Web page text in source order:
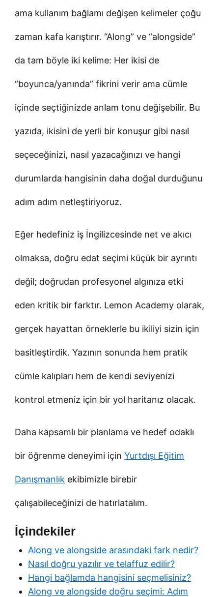
ama kullanım bağlamı değişen kelimeler çoğu
zaman kafa karıştırır. “Along” ve “alongside”
da tam böyle iki kelime: Her ikisi de
“boyunca/yanında” fikrini verir ama cümle
içinde seçtiğinizde anlam tonu değişebilir. Bu
yazıda, ikisini de yerli bir konuşur gibi nasıl
seçeceğinizi, nasıl yazacağınızı ve hangi
durumlarda hangisinin daha doğal durduğunu
adım adım netleştiriyoruz.
Eğer hedefiniz iş İngilizcesinde net ve akıcı
olmaksa, doğru edat seçimi küçük bir ayrıntı
değil; doğrudan profesyonel algınıza etki
eden kritik bir farktır. Lemon Academy olarak,
gerçek hayattan örneklerle bu ikiliyi sizin için
basitleştirdik. Yazının sonunda hem pratik
cümle kalıpları hem de kendi seviyenizi
kontrol etmeniz için bir yol haritanız olacak.
Daha kapsamlı bir planlama ve hedef odaklı
bir öğrenme deneyimi için Yurtdışı Eğitim
Danışmanlık ekibimizle birebir
çalışabileceğinizi de hatırlatalım.
İçindekiler
Along ve alongside arasındaki fark nedir?
Nasıl doğru yazılır ve telaffuz edilir?
Hangi bağlamda hangisini seçmelisiniz?
Along ve alongside doğru seçimi: Adım